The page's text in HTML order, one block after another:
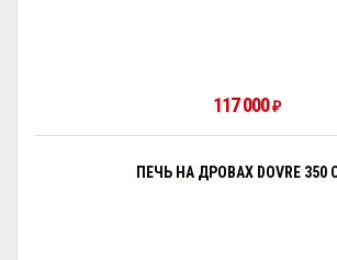
117 000₽
ПЕЧЬ НА ДРОВАХ DOVRE 350